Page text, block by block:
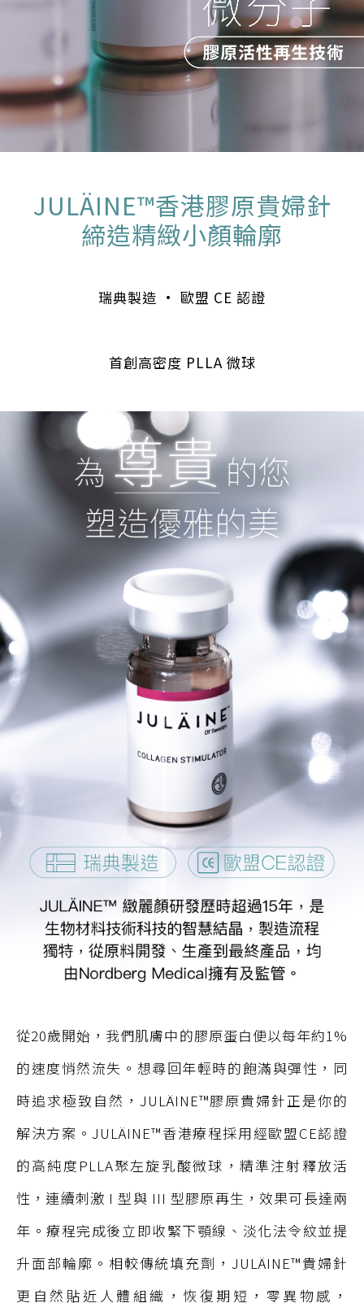
JULÄINE™香港膠原貴婦針
締造精緻小顏輪廓
瑞典製造 • 歐盟 CE 認證
首創高密度 PLLA 微球
從20歲開始，我們肌膚中的膠原蛋白便以每年約1%
的速度悄然流失。想尋回年輕時的飽滿與彈性，同
時追求極致自然，JULÄINE™膠原貴婦針正是你的
解決方案。JULÄINE™香港療程採用經歐盟CE認證
的高純度PLLA聚左旋乳酸微球，精準注射釋放活
性，連續刺激 I 型與 III 型膠原再生，效果可長達兩
年。療程完成後立即收緊下顎線、淡化法令紋並提
升面部輪廓。相較傳統填充劑，JULÄINE™貴婦針
更自然貼近人體組織，恢復期短，零異物感，